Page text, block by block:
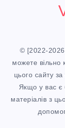
© [2022-
можете вільно
цього сайту
Якщо у вас є
матеріалів з